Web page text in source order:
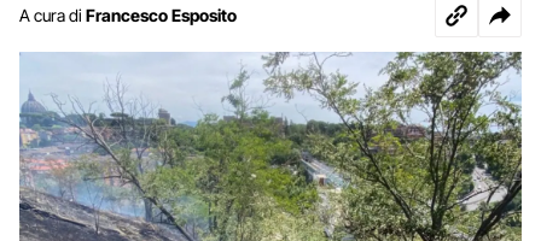
A cura di Francesco Esposito